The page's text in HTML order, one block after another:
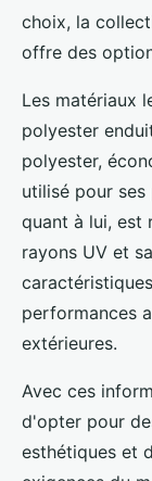
choix, la
offre des
Les matériaux
polyester
polyester,
utilisé pour
quant à lui, est
rayons UV et
performances
extérieures.
Avec ces
d'opter pour
esthétiques et